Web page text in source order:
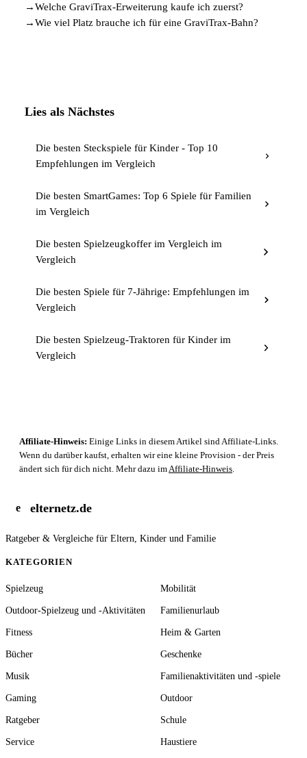
→Welche GraviTrax-Erweiterung kaufe ich zuerst?
→Wie viel Platz brauche ich für eine GraviTrax-Bahn?
Lies als Nächstes
Die besten Steckspiele für Kinder - Top 10
Empfehlungen im Vergleich
Die besten SmartGames: Top 6 Spiele für Familien
im Vergleich
Die besten Spielzeugkoffer im Vergleich im
Vergleich
Die besten Spiele für 7-Jährige: Empfehlungen im
Vergleich
Die besten Spielzeug-Traktoren für Kinder im
Vergleich
Affiliate-Hinweis: Einige Links in diesem Artikel sind Affiliate-Links.
Wenn du darüber kaufst, erhalten wir eine kleine Provision - der Preis
ändert sich für dich nicht. Mehr dazu im Affiliate-Hinweis
e elternetz.de
Ratgeber & Vergleiche für Eltern, Kinder und Familie
KATEGORIEN
Spielzeug Mobilität
Outdoor-Spielzeug und -Aktivitäten Familienurlaub
Fitness Heim & Garten
Bücher Geschenke
Musik Familienaktivitäten und -spiele
Gaming Outdoor
Ratgeber Schule
Service Haustiere